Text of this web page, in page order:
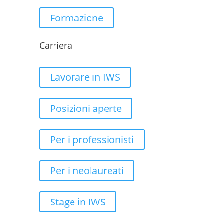
Formazione
Carriera
Lavorare in IWS
Posizioni aperte
Per i professionisti
Per i neolaureati
Stage in IWS